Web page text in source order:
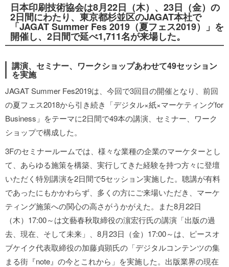
日本印刷技術協会は8月22日（木）、23日（金）の
2日間にわたり、東京都杉並区のJAGAT本社で
「JAGAT Summer Fes 2019（夏フェス2019）」を
開催し、2日間で延べ1,711名が来場した。
講演、セミナー、ワークショップあわせて49セッション
を実施
JAGAT Summer Fes2019は、今回で3回目の開催となり、前回
の夏フェス2018から引き続き「デジタル×紙×マーケティングfor
Business」をテーマに2日間で49本の講演、セミナー、ワーク
ショップで構成した。
3Fのセミナールームでは、様々な業種の企業のマーケターとし
て、あらゆる施策を構築、実行してきた経験を持つ方々に登壇
いただく特別講演を2日間で5セッション実施した。聴講が有料
であったにもかかわらず、多くの方にご来場いただき、マーケ
ティング施策への関心の高さがうかがえた。また8月22日
（木）17:00～は文藝春秋取締役の濵宏行氏の講演「出版の過
去、現在、そして未来」、8月23日（金）17:00～は、ピースオ
ブケイク代表取締役の加藤貞顕氏の「デジタルコンテンツの集
まる街『note』の今とこれから」を実施した。出版業界の現在